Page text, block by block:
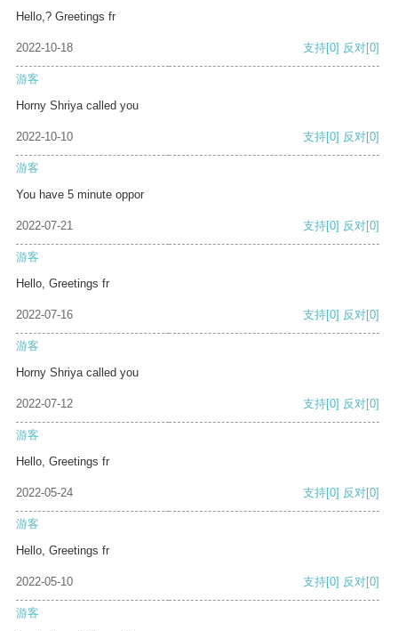
Hello,? Greetings fr
2022-10-18 支持[0] 反对[0]
游客
Horny Shriya called you
2022-10-10 支持[0] 反对[0]
游客
You have 5 minute oppor
2022-07-21 支持[0] 反对[0]
游客
Hello, Greetings fr
2022-07-16 支持[0] 反对[0]
游客
Horny Shriya called you
2022-07-12 支持[0] 反对[0]
游客
Hello, Greetings fr
2022-05-24 支持[0] 反对[0]
游客
Hello, Greetings fr
2022-05-10 支持[0] 反对[0]
游客